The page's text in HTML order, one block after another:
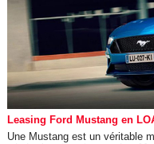
Leasing Ford Mustang en
Une Mustang est un véritable